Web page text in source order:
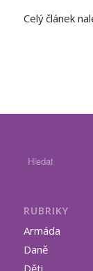
Celý článek
RUBRIKY
Armáda
Daně
Děti